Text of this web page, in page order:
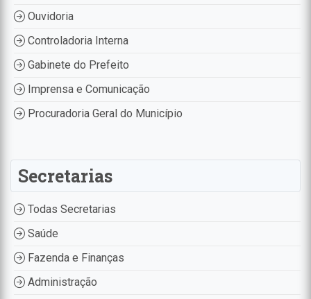
Ouvidoria
Controladoria Interna
Gabinete do Prefeito
Imprensa e Comunicação
Procuradoria Geral do Município
Secretarias
Todas Secretarias
Saúde
Fazenda e Finanças
Administração